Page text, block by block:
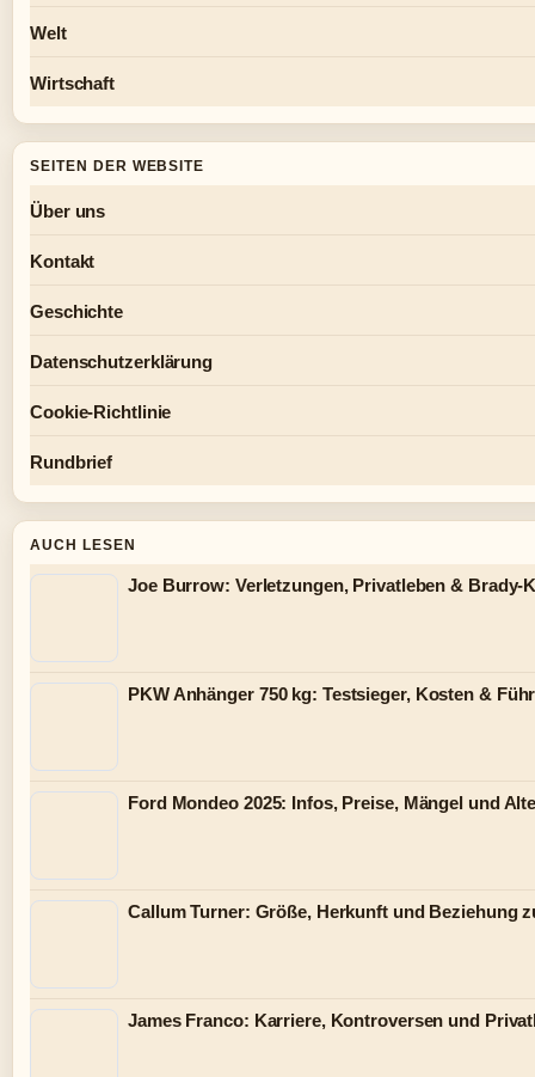
Welt
Wirtschaft
SEITEN DER WEBSITE
Über uns
Kontakt
Geschichte
Datenschutzerklärung
Cookie-Richtlinie
Rundbrief
AUCH LESEN
Joe Burrow: Verletzungen, Privatleben & Brady-
PKW Anhänger 750 kg: Testsieger, Kosten &
Ford Mondeo 2025: Infos, Preise, Mängel und
Callum Turner: Größe, Herkunft und Beziehung
James Franco: Karriere, Kontroversen und